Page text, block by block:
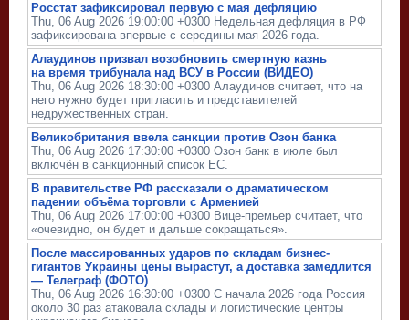
Росстат зафиксировал первую с мая дефляцию
Thu, 06 Aug 2026 19:00:00 +0300 Недельная дефляция в РФ
зафиксирована впервые с середины мая 2026 года.
Алаудинов призвал возобновить смертную казнь
на время трибунала над ВСУ в России (ВИДЕО)
Thu, 06 Aug 2026 18:30:00 +0300 Алаудинов считает, что на
него нужно будет пригласить и представителей
недружественных стран.
Великобритания ввела санкции против Озон банка
Thu, 06 Aug 2026 17:30:00 +0300 Озон банк в июле был
включён в санкционный список ЕС.
В правительстве РФ рассказали о драматическом
падении объёма торговли с Арменией
Thu, 06 Aug 2026 17:00:00 +0300 Вице-премьер считает, что
«очевидно, он будет и дальше сокращаться».
После массированных ударов по складам бизнес-
гигантов Украины цены вырастут, а доставка замедлится
— Телеграф (ФОТО)
Thu, 06 Aug 2026 16:30:00 +0300 С начала 2026 года Россия
около 30 раз атаковала склады и логистические центры